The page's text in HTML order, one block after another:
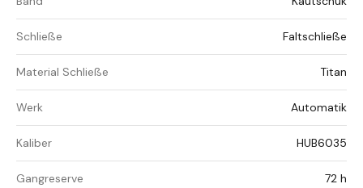
Schließe Faltschließe
Material Schließe Titan
Werk Automatik
Kaliber HUB6035
Gangreserve 72 h